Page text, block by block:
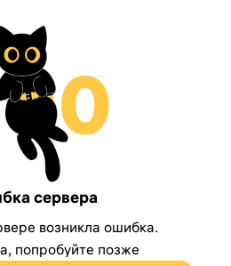
сервера
возникла ошибка.
попробуйте позже